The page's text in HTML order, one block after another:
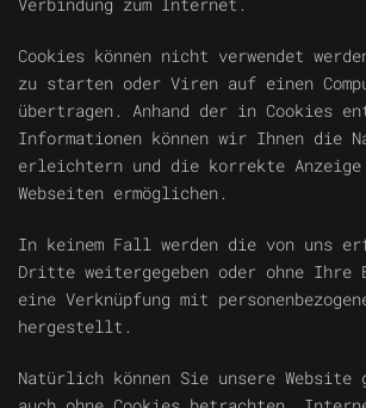
Cookies können nicht verwendet
zu starten oder Viren auf einen
übertragen. Anhand der in Cookies
Informationen können wir Ihnen die
erleichtern und die korrekte Anzeige
Webseiten ermöglichen.
In keinem Fall werden die von uns
Dritte weitergegeben oder ohne Ihre
eine Verknüpfung mit
hergestellt.
Natürlich können Sie unsere Website